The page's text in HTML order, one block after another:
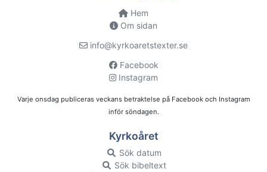
Hem
Om sidan
info@kyrkoaretstexter.se
Facebook
Instagram
Varje onsdag publiceras veckans betraktelse på Facebook och Instagram
inför söndagen.
Kyrkoåret
Sök datum
Sök bibeltext